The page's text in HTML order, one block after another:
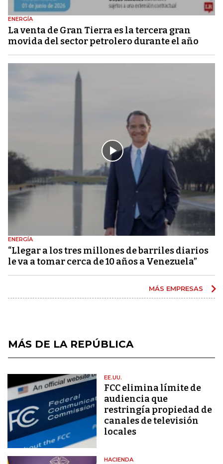
ENERGÍA
La venta de Gran Tierra es la tercera gran
movida del sector petrolero durante el año
ENERGÍA
“Llegar a los tres millones de barriles diarios
le va a tomar cerca de 10 años a Venezuela”
MÁS EMPRESAS
MÁS DE LA REPÚBLICA
EE.UU.
FCC elimina límite de
audiencia que
restringía propiedad de
canales de televisión
locales
HACIENDA